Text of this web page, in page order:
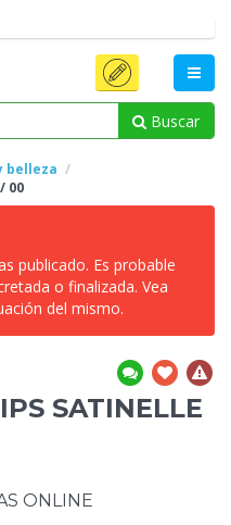
Buscar
belleza
/ 00
publicado. Es probable
o finalizada. Vea
del mismo.
SATINELLE
ONLINE